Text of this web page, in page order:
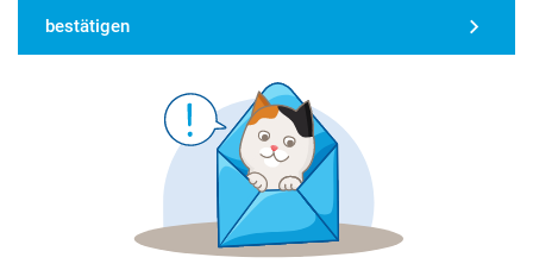
bestätigen